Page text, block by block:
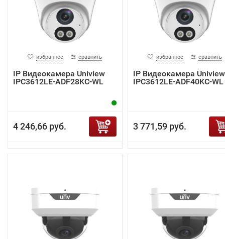
избранное сравнить
IP Видеокамера Uniview
IPC3612LE-ADF28KC-WL
4 246,66 руб.
избранное сравнить
IP Видеокамера Uniview
IPC3612LE-ADF40KC-WL
3 771,59 руб.